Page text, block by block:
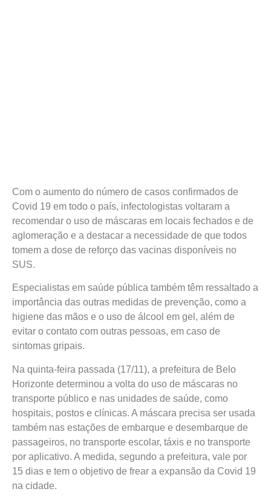
Com o aumento do número de casos confirmados de
Covid 19 em todo o país, infectologistas voltaram a
recomendar o uso de máscaras em locais fechados e de
aglomeração e a destacar a necessidade de que todos
tomem a dose de reforço das vacinas disponíveis no
SUS.
Especialistas em saúde pública também têm ressaltado a
importância das outras medidas de prevenção, como a
higiene das mãos e o uso de álcool em gel, além de
evitar o contato com outras pessoas, em caso de
sintomas gripais.
Na quinta-feira passada (17/11), a prefeitura de Belo
Horizonte determinou a volta do uso de máscaras no
transporte público e nas unidades de saúde, como
hospitais, postos e clínicas. A máscara precisa ser usada
também nas estações de embarque e desembarque de
passageiros, no transporte escolar, táxis e no transporte
por aplicativo. A medida, segundo a prefeitura, vale por
15 dias e tem o objetivo de frear a expansão da Covid 19
na cidade.